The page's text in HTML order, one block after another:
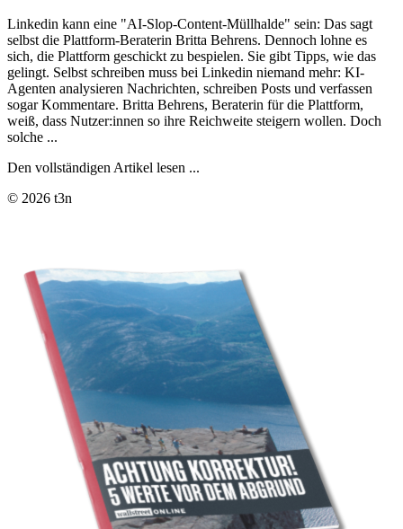
Linkedin kann eine "AI-Slop-Content-Müllhalde" sein: Das sagt
selbst die Plattform-Beraterin Britta Behrens. Dennoch lohne es
sich, die Plattform geschickt zu bespielen. Sie gibt Tipps, wie das
gelingt. Selbst schreiben muss bei Linkedin niemand mehr: KI-
Agenten analysieren Nachrichten, schreiben Posts und verfassen
sogar Kommentare. Britta Behrens, Beraterin für die Plattform,
weiß, dass Nutzer:innen so ihre Reichweite steigern wollen. Doch
solche ...
Den vollständigen Artikel lesen ...
© 2026 t3n